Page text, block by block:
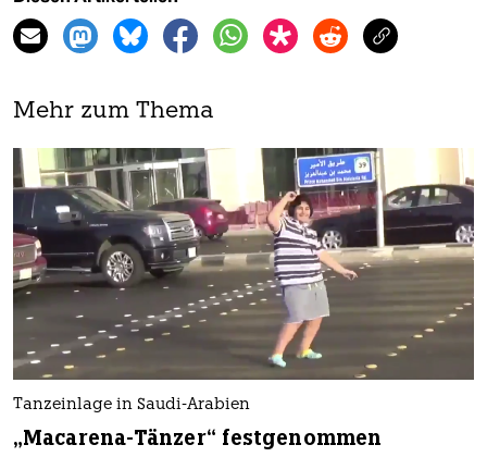
Mehr zum Thema
Tanzeinlage in Saudi-Arabien
„Macarena-Tänzer“ festgenommen